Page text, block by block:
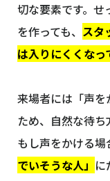
切な要素です。せ
を作っても、 スタ
は入りにくくなっ
来場者には「声
ため、自然な待ち
もし声をかける場
でいそうな人」 に